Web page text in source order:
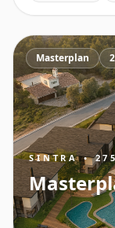
Masterplan
SINTRA •